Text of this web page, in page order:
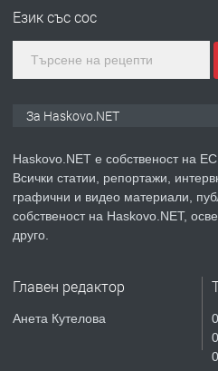
ПРЕДЛАГА
Продавам
Език със сос
За Haskovo.NET
Haskovo.NET е собственост
Всички статии, репортажи,
графични и видео материали,
собственост на Haskovo.NET,
друго.
Главен редактор
Анета Кутелова